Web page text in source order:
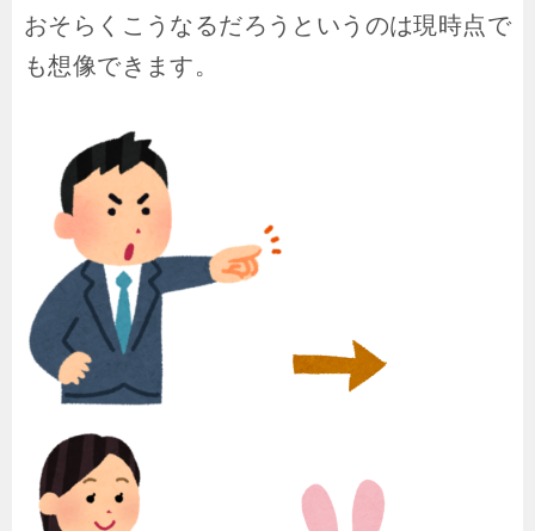
おそらくこうなるだろうというのは現時点で
も想像できます。